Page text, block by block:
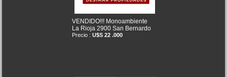
VENDIDO!!! Monoambiente
La Rioja 2900 San Bernardo
Precio : U$S 22 .000